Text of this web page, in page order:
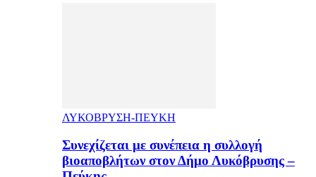
ΛΥΚΟΒΡΥΣΗ-ΠΕΥΚΗ
Συνεχίζεται με συνέπεια η συλλογή
βιοαποβλήτων στον Δήμο Λυκόβρυσης –